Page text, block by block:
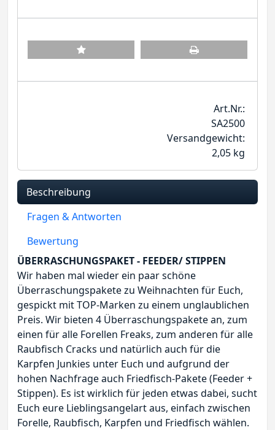
Art.Nr.:
SA2500
Versandgewicht:
2,05 kg
Beschreibung
Fragen & Antworten
Bewertung
ÜBERRASCHUNGSPAKET - FEEDER/ STIPPEN
Wir haben mal wieder ein paar schöne
Überraschungspakete zu Weihnachten für Euch,
gespickt mit TOP-Marken zu einem unglaublichen
Preis. Wir bieten 4 Überraschungspakete an, zum
einen für alle Forellen Freaks, zum anderen für alle
Raubfisch Cracks und natürlich auch für die
Karpfen Junkies unter Euch und aufgrund der
hohen Nachfrage auch Friedfisch-Pakete (Feeder +
Stippen). Es ist wirklich für jeden etwas dabei, sucht
Euch eure Lieblingsangelart aus, einfach zwischen
Forelle, Raubfisch, Karpfen und Friedfisch wählen.